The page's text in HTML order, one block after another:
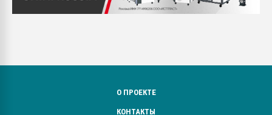
О ПРОЕКТЕ
КОНТАКТЫ